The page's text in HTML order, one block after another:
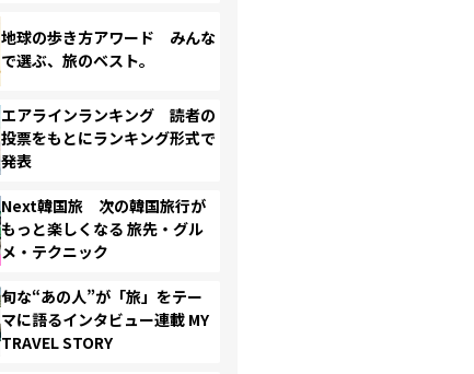
地球の歩き方アワード みんな
で選ぶ、旅のベスト。
エアラインランキング 読者の
投票をもとにランキング形式で
発表
Next韓国旅 次の韓国旅行が
もっと楽しくなる 旅先・グル
メ・テクニック
旬な“あの人”が「旅」をテー
マに語るインタビュー連載 MY
TRAVEL STORY